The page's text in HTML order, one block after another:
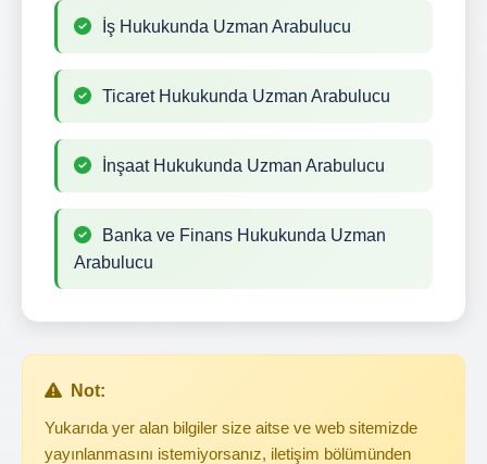
İş Hukukunda Uzman Arabulucu
Ticaret Hukukunda Uzman Arabulucu
İnşaat Hukukunda Uzman Arabulucu
Banka ve Finans Hukukunda Uzman
Arabulucu
Not:
Yukarıda yer alan bilgiler size aitse ve web sitemizde
yayınlanmasını istemiyorsanız, iletişim bölümünden